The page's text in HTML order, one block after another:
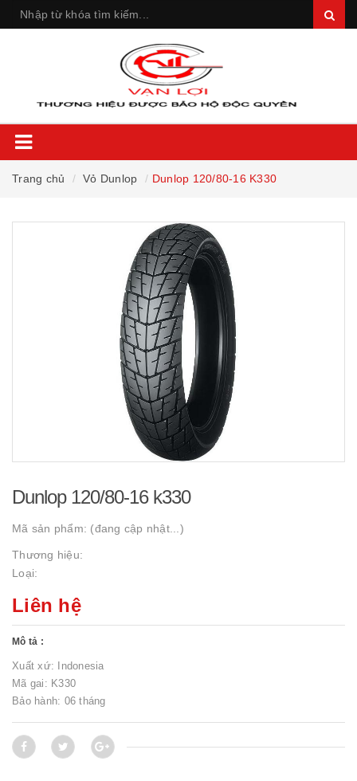
Trang chủ Vỏ Dunlop Dunlop 120/80-16 K330
Dunlop 120/80-16 k330
Mã sản phẩm: (đang cập nhật...)
Thương hiệu:
Loại:
Liên hệ
Mô tả :
Xuất xứ: Indonesia
Mã gai: K330
Bảo hành: 06 tháng